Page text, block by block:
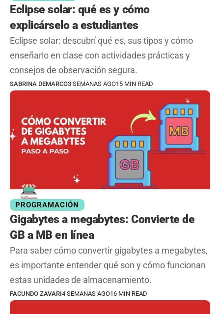
Eclipse solar: qué es y cómo
explicárselo a estudiantes
Eclipse solar: descubrí qué es, sus tipos y cómo
enseñarlo en clase con actividades prácticas y
consejos de observación segura.
SABRINA DEMARCO3 SEMANAS AGO15 MIN READ
PROGRAMACIÓN
Gigabytes a megabytes: Convierte de
GB a MB en línea
Para saber cómo convertir gigabytes a megabytes,
es importante entender qué son y cómo funcionan
estas unidades de almacenamiento.
FACUNDO ZAVARI4 SEMANAS AGO16 MIN READ